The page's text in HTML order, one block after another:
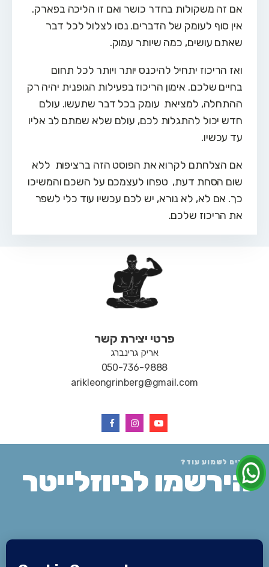
אם זה משקולות בחדר כושר ואם זו הליכה בפארק.
אין סוף לעומק של הדברים. נסו לצלול לכל דבר
שאתם עושים, כמה שיותר עמוק.
ואז הריכוז יתחיל להיכנס יותר ויותר לכל תחום
בחיים שלכם. אימון הריכוז בפעילות הגופנית יהיה רק
ההתחלה, למציאת עומק בכל דבר שתעשו. עולם
חדש יכול להתגלות לכם, עולם שלא שמתם לב אליו
עד עכשיו.
אם הצלחתם לקרוא את הפוסט הזה ברציפות ללא
שום הסחת דעת, טפחו לעצמכם על השכם והמשיכו
כך. אם לא, לא נורא, יש לכם עכשיו עוד כלי לשפר
את הריכוז שלכם.
פרטי יצירת קשר
אריק גרינברג
050-736-9888
arikleongrinberg@gmail.com
רוצים לשמוע עוד?
הירשמו לניוזלייטר